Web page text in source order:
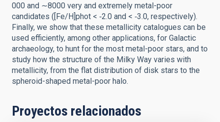
000 and ∼8000 very and extremely metal-poor
candidates ([Fe/H]phot < ‑2.0 and < ‑3.0, respectively).
Finally, we show that these metallicity catalogues can be
used efficiently, among other applications, for Galactic
archaeology, to hunt for the most metal-poor stars, and to
study how the structure of the Milky Way varies with
metallicity, from the flat distribution of disk stars to the
spheroid-shaped metal-poor halo.
Proyectos relacionados